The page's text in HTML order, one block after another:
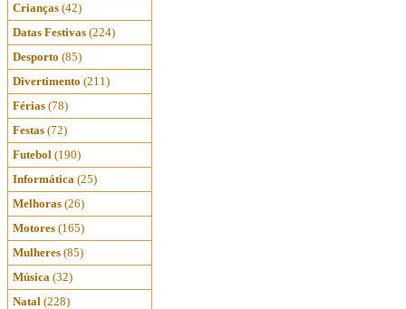
Crianças (42)
Datas Festivas (224)
Desporto (85)
Divertimento (211)
Férias (78)
Festas (72)
Futebol (190)
Informática (25)
Melhoras (26)
Motores (165)
Mulheres (85)
Música (32)
Natal (228)